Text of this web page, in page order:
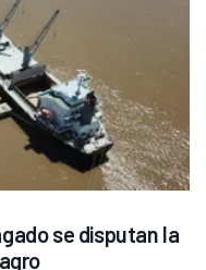
se disputan la